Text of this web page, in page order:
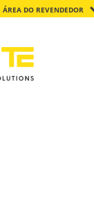
ÁREA DO REVENDEDOR